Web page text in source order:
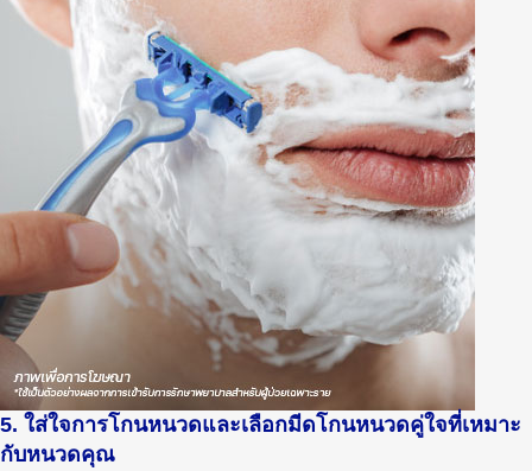
5. ใส่ใจการโกนหนวดและเลือกมีดโกนหนวดคู่ใจที่เหมาะ
กับหนวดคุณ